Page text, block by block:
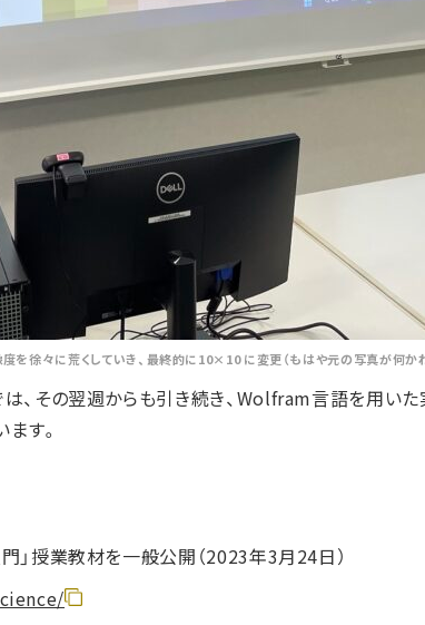
を徐々に荒くしていき、最終的に10×10 に変更（もはや元の写真が何か
は、その翌週からも引き続き、Wolfram言語を用い
す。
」授業教材を一般公開（2023年3月24日）